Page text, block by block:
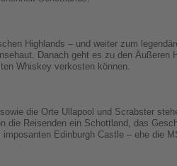
Highlands – und weiter zum
Danach geht es zu den Äußeren
Whiskey verkosten können.
die Orte Ullapool und Scrabster
die Reisenden ein Schottland, das
Edinburgh Castle – ehe die